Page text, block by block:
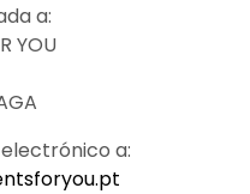
a:
YOU
a: